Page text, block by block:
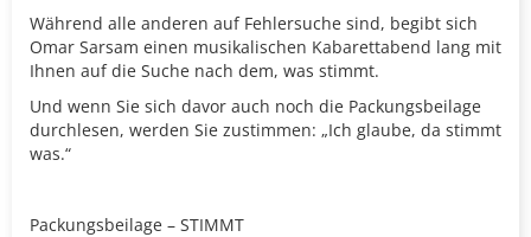
Während alle anderen auf Fehlersuche sind, begibt sich
Omar Sarsam einen musikalischen Kabarettabend lang mit
Ihnen auf die Suche nach dem, was stimmt.
Und wenn Sie sich davor auch noch die Packungsbeilage
durchlesen, werden Sie zustimmen: „Ich glaube, da stimmt
was.“
Packungsbeilage – STIMMT